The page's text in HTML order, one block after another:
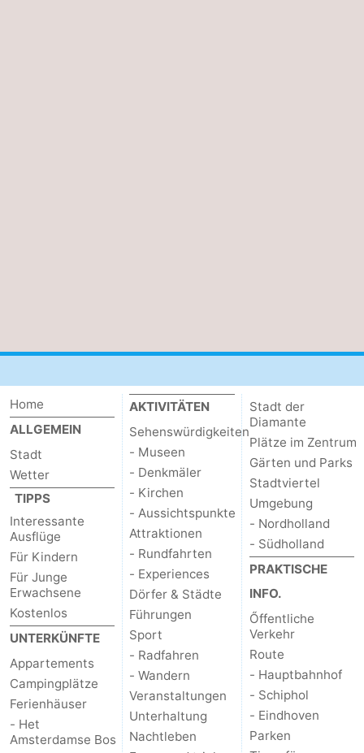
Home
ALLGEMEIN
Stadt
Wetter
TIPPS
Interessante
Ausflüge
Für Kindern
Für Junge
Erwachsene
Kostenlos
UNTERKÜNFTE
Appartements
Campingplätze
Ferienhäuser
- Het
Amsterdamse Bos
AKTIVITÄTEN
Sehenswürdigkeiten
- Museen
- Denkmäler
- Kirchen
- Aussichtspunkte
Attraktionen
- Rundfahrten
- Experiences
Dörfer & Städte
Führungen
Sport
- Radfahren
- Wandern
Veranstaltungen
Unterhaltung
Nachtleben
Stadt der
Diamante
Plätze im Zentrum
Gärten und Parks
Stadtviertel
Umgebung
- Nordholland
- Südholland
PRAKTISCHE
INFO.
Őffentliche
Verkehr
Route
- Hauptbahnhof
- Schiphol
- Eindhoven
Parken